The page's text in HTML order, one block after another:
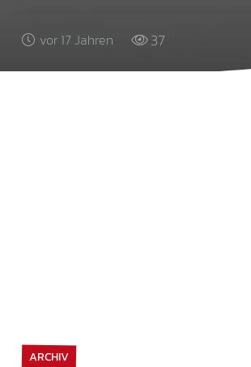
vor 17 Jahren 37
ARCHIV